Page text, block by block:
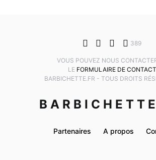
389
VOUS POUVEZ NOUS
LE FORMULAIRE DE CONTACT
BARBICHETTE.FR - TOUS DROITS
Partenaires A propos